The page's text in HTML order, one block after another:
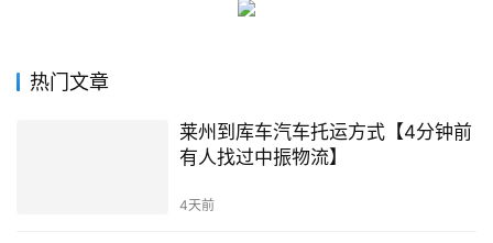
热门文章
莱州到库车汽车托运方式【4分钟前
有人找过中振物流】
4天前